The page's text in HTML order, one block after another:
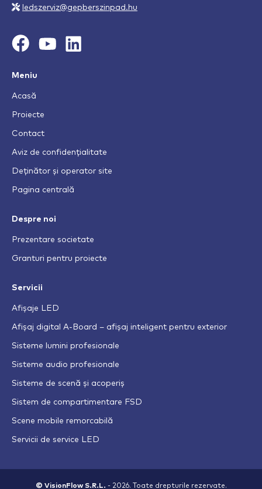
ledszerviz@gepberszinpad.hu
Meniu
Acasă
Proiecte
Contact
Aviz de confidențialitate
Deținător și operator site
Pagina centrală
Despre noi
Prezentare societate
Granturi pentru proiecte
Servicii
Afișaje LED
Afișaj digital A-Board – afișaj inteligent pentru exterior
Sisteme lumini profesionale
Sisteme audio profesionale
Sisteme de scenă și acoperiș
Sistem de compartimentare FSD
Scene mobile remorcabilă
Servicii de service LED
© VisionFlow S.R.L. - 2026. Toate drepturile rezervate.